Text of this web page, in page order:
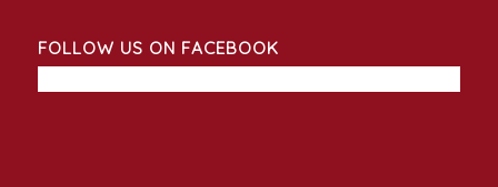
FOLLOW US ON FACEBOOK